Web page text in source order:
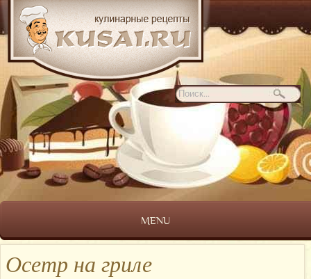
MENU
Осетр на гриле